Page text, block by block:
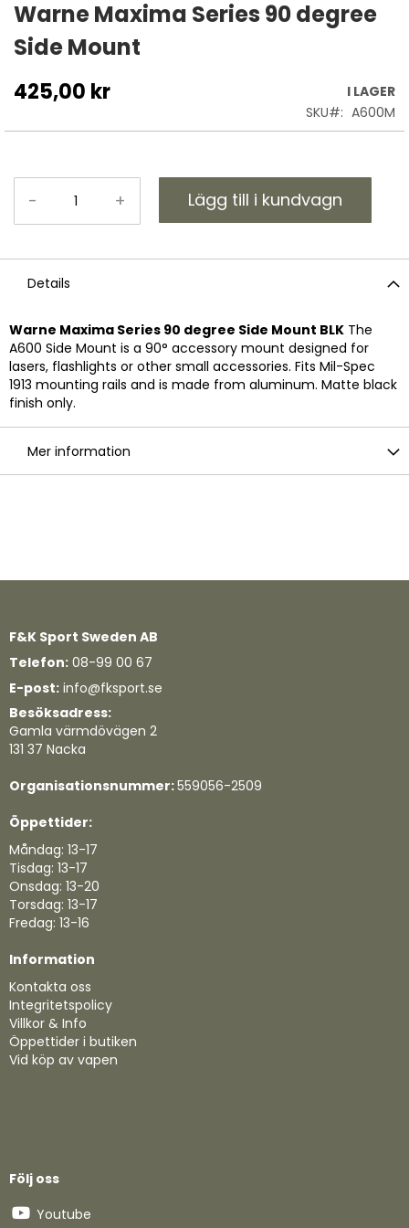
till
början
av
bildgalleriet
Warne Maxima Series 90 degree
Side Mount
425,00 kr
I LAGER
SKU
A600M
- + Lägg till i kundvagn
Details
Warne Maxima Series 90 degree Side Mount BLK The
A600 Side Mount is a 90° accessory mount designed for
lasers, flashlights or other small accessories. Fits Mil-Spec
1913 mounting rails and is made from aluminum. Matte black
finish only.
Mer information
F&K Sport Sweden AB
Telefon: 08-99 00 67
E-post: info@fksport.se
Besöksadress:
Gamla värmdövägen 2
131 37 Nacka
Organisationsnummer:559056-2509
Öppettider:
Måndag: 13-17
Tisdag: 13-17
Onsdag: 13-20
Torsdag: 13-17
Fredag: 13-16
Information
Kontakta oss
Integritetspolicy
Villkor & Info
Öppettider i butiken
Vid köp av vapen
Följ oss
Youtube